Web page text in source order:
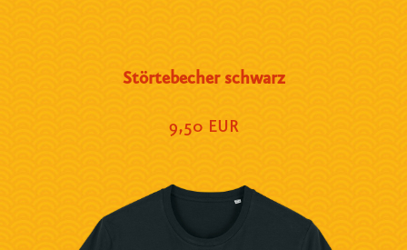
Störtebecher schwarz
9,50 EUR